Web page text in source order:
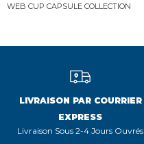
WEB CUP CAPSULE COLLECTION
LIVRAISON PAR COURRIER
EXPRESS
Livraison Sous 2-4 Jours Ouvrés